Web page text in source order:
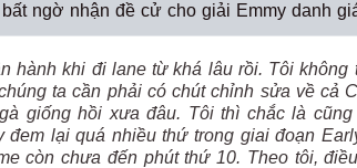
ngờ nhận đề cử cho giải Emmy danh
hành khi đi lane từ khá lâu rồi. Tôi
ta cần phải có chút chỉnh sửa về cả
giống hồi xưa đâu. Tôi thì chắc là
đem lại quá nhiều thứ trong giai đoạn
còn chưa đến phút thứ 10. Theo tôi,